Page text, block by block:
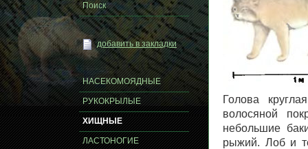
Голова
волосяной
небольшие
рыжий. Лоб и
Поиск
добавить в закладки
НАСЕКОМОЯДНЫЕ
РУКОКРЫЛЫЕ
ХИЩНЫЕ
ЛАСТОНОГИЕ